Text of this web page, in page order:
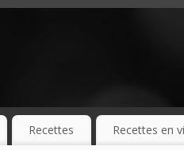
Recettes Recettes en